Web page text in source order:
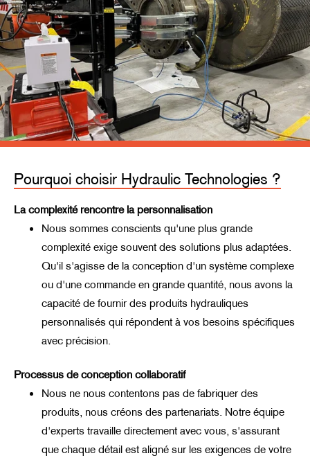
Pourquoi choisir Hydraulic Technologies ?
La complexité rencontre la personnalisation
Nous sommes conscients qu'une plus grande
complexité exige souvent des solutions plus adaptées.
Qu'il s'agisse de la conception d'un système complexe
ou d'une commande en grande quantité, nous avons la
capacité de fournir des produits hydrauliques
personnalisés qui répondent à vos besoins spécifiques
avec précision.
Processus de conception collaboratif
Nous ne nous contentons pas de fabriquer des
produits, nous créons des partenariats. Notre équipe
d'experts travaille directement avec vous, s'assurant
que chaque détail est aligné sur les exigences de votre